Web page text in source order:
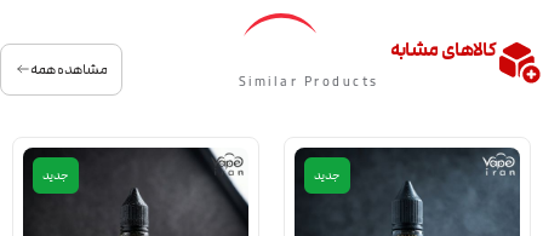
کالاهای مشابه
Similar Products
مشاهده همه
جدید جدید